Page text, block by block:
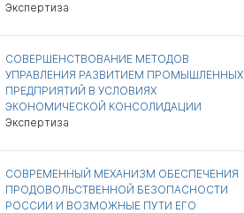
Экспертиза
СОВЕРШЕНСТВОВАНИЕ МЕТОДОВ
УПРАВЛЕНИЯ РАЗВИТИЕМ ПРОМЫШЛЕННЫХ
ПРЕДПРИЯТИЙ В УСЛОВИЯХ
ЭКОНОМИЧЕСКОЙ КОНСОЛИДАЦИИ
Экспертиза
СОВРЕМЕННЫЙ МЕХАНИЗМ ОБЕСПЕЧЕНИЯ
ПРОДОВОЛЬСТВЕННОЙ БЕЗОПАСНОСТИ
РОССИИ И ВОЗМОЖНЫЕ ПУТИ ЕГО